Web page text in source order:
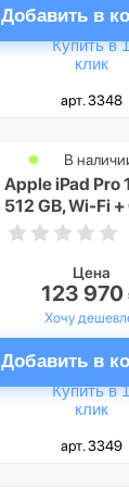
Добавить в
Купить в 1
клик
арт. 3348
Apple iPad Pro
512 GB, Wi-Fi
Черный
В
Цена
123 970
Хочу
Добавить в
Купить в 1
клик
арт. 3349